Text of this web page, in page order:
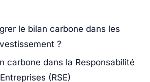
le bilan carbone dans les
?
carbone dans la Responsabilité
(RSE)